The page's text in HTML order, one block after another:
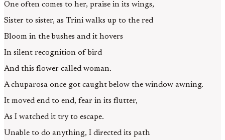
One often comes to her, praise in its wings,
Sister to sister, as Trini walks up to the red
Bloom in the bushes and it hovers
In silent recognition of bird
And this flower called woman.
A chuparosa once got caught below the window awning.
It moved end to end, fear in its flutter,
As I watched it try to escape.
Unable to do anything, I directed its path